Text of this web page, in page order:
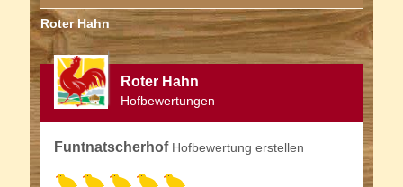
Roter Hahn
Roter Hahn
Hofbewertungen
Funtnatscherhof Hofbewertung erstellen